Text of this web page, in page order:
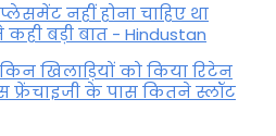
नहीं होना चाहिए था
बड़ी बात - Hindustan
खिलाड़ियों को किया रिटेन
फ्रेंचाइजी के पास कितने स्लॉट